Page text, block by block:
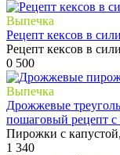
Выпечка
Рецепт кексов в
Рецепт кексов в
0 500
Выпечка
Дрожжевые
пошаговый рецепт с
Пирожки с
1 340